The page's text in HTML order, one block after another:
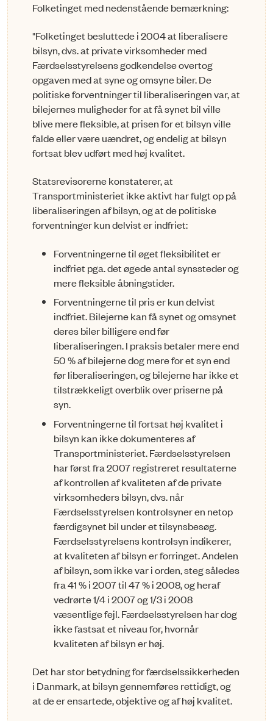
Folketinget med nedenstående bemærkning:
"Folketinget besluttede i 2004 at liberalisere
bilsyn, dvs. at private virksomheder med
Færdselsstyrelsens godkendelse overtog
opgaven med at syne og omsyne biler. De
politiske forventninger til liberaliseringen var, at
bilejernes muligheder for at få synet bil ville
blive mere fleksible, at prisen for et bilsyn ville
falde eller være uændret, og endelig at bilsyn
fortsat blev udført med høj kvalitet.
Statsrevisorerne konstaterer, at
Transportministeriet ikke aktivt har fulgt op på
liberaliseringen af bilsyn, og at de politiske
forventninger kun delvist er indfriet:
Forventningerne til øget fleksibilitet er
indfriet pga. det øgede antal synssteder og
mere fleksible åbningstider.
Forventningerne til pris er kun delvist
indfriet. Bilejerne kan få synet og omsynet
deres biler billigere end før
liberaliseringen. I praksis betaler mere end
50 % af bilejerne dog mere for et syn end
før liberaliseringen, og bilejerne har ikke et
tilstrækkeligt overblik over priserne på
syn.
Forventningerne til fortsat høj kvalitet i
bilsyn kan ikke dokumenteres af
Transport­ministeriet. Færdselsstyrelsen
har først fra 2007 registreret resultaterne
af kontrol­len af kvaliteten af de private
virksomheders bilsyn, dvs. når
Færdselsstyrelsen kontrolsyner en netop
færdigsynet bil under et tilsynsbesøg.
Færdselsstyrelsens kontrolsyn indikerer,
at kvaliteten af bilsyn er forringet. Andelen
af bilsyn, som ikke var i orden, steg således
fra 41 % i 2007 til 47 % i 2008, og heraf
vedrørte 1/4 i 2007 og 1/3 i 2008
væsentlige fejl. Færdselsstyrelsen har dog
ikke fast­sat et niveau for, hvornår
kvaliteten af bilsyn er høj.
Det har stor betydning for færdselssikkerheden
i Danmark, at bilsyn gennemføres rettidigt, og
at de er ensartede, objektive og af høj kvalitet.